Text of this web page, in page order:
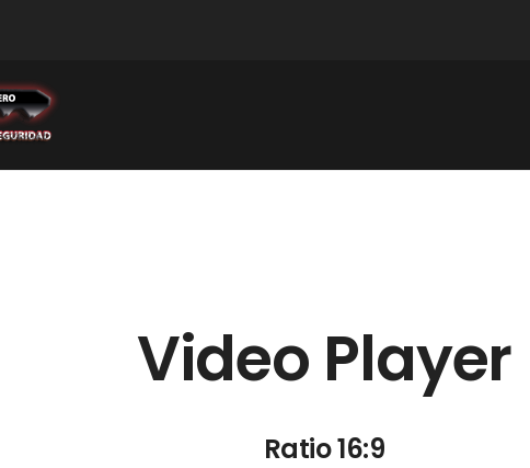
Video Player
Ratio 16:9